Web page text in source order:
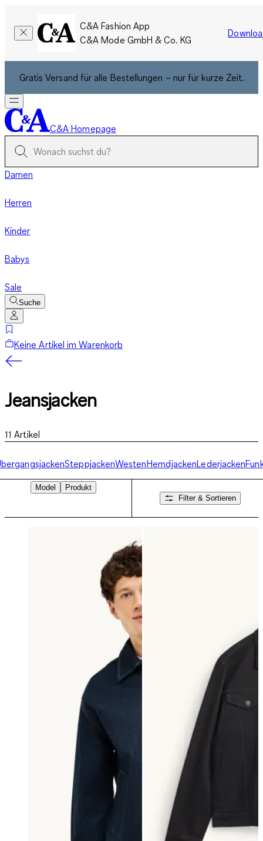
C&A Fashion App
C&A Mode GmbH & Co. KG
Gratis Versand für alle Bestellungen – nur für kurze Zeit.
C&A Homepage
Damen
Herren
Kinder
Babys
Sale
Suche
Keine Artikel im Warenkorb
Jeansjacken
11 Artikel
SteppjackenWestenHemdjackenLederjacken
Model
Produkt
Filter & Sortieren